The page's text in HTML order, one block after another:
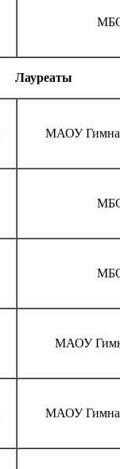
Лауреаты
МАОУ
МАОУ
МАОУ